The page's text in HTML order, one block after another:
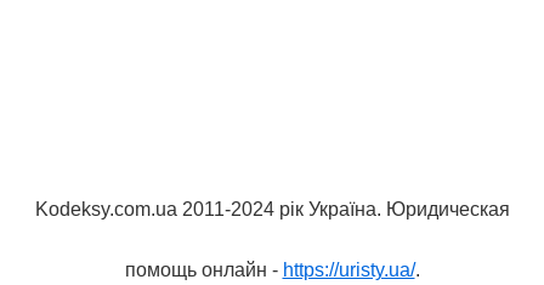
Kodeksy.com.ua 2011-2024 рік Україна. Юридическая
помощь онлайн - https://uristy.ua/.